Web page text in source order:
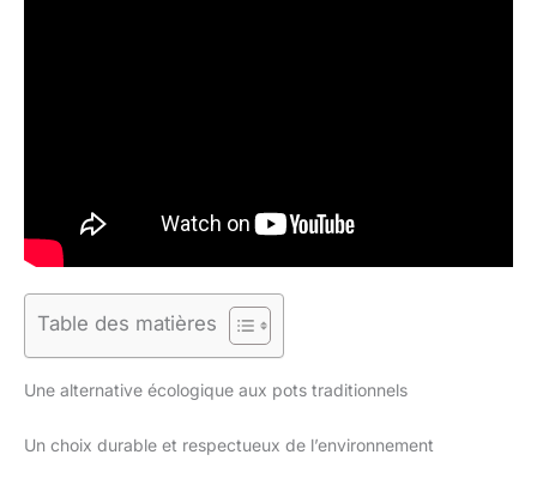
Table des matières
Une alternative écologique aux pots traditionnels
Un choix durable et respectueux de l’environnement